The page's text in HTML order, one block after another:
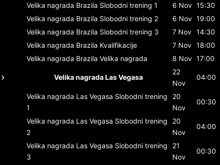
Velika nagrada Brazila Slobodni trening 1 6 Nov 15:30
Velika nagrada Brazila Slobodni trening 2 6 Nov 19:00
Velika nagrada Brazila Slobodni trening 3 7 Nov 14:30
Velika nagrada Brazila Kvalifikacije 7 Nov 18:00
Velika nagrada Brazila Velika nagrada 8 Nov 17:00
Velika nagrada Las Vegasa
22
Nov
04:00
Velika nagrada Las Vegasa Slobodni trening
1
20
Nov
00:30
Velika nagrada Las Vegasa Slobodni trening
2
20
Nov
04:00
Velika nagrada Las Vegasa Slobodni trening
3
21
Nov
00:30